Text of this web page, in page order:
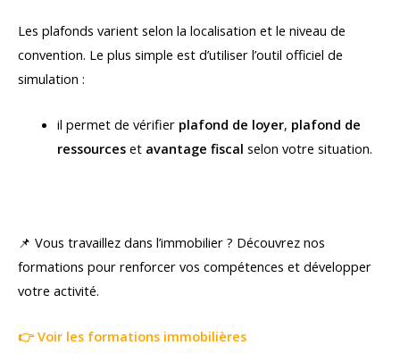
Les plafonds varient selon la localisation et le niveau de
convention. Le plus simple est d’utiliser l’outil officiel de
simulation :
il permet de vérifier plafond de loyer, plafond de
ressourceset avantage fiscal selon votre situation.
📌 Vous travaillez dans l’immobilier ? Découvrez nos
formations pour renforcer vos compétences et développer
votre activité.
👉 Voir les formations immobilières